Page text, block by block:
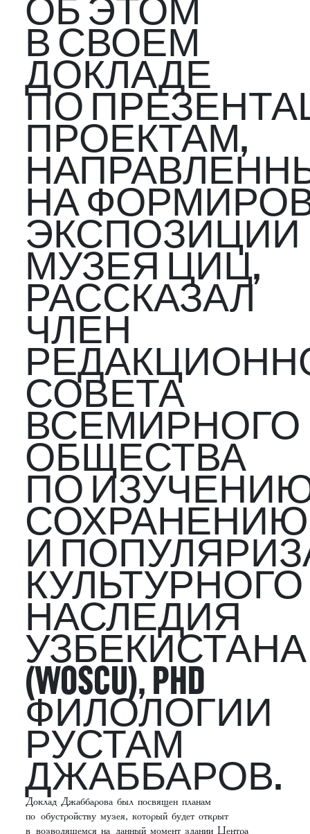
ОБ ЭТОМ
В СВОЕМ
ДОКЛАДЕ
ПО
ПРОЕКТАМ,
НА
ЭКСПОЗИЦИИ
МУЗЕЯ ЦИЦ,
РАССКАЗАЛ
ЧЛЕН
СОВЕТА
ВСЕМИРНОГО
ОБЩЕСТВА
ПО
СОХРАНЕНИЮ
И
КУЛЬТУРНОГО
НАСЛЕДИЯ
УЗБЕКИСТАНА
(WOSCU), PHD
ФИЛОЛОГИИ
РУСТАМ
ДЖАББАРОВ.
Доклад Джаббарова был посвящен планам
по обустройству музея, который будет открыт
в возводящемся на данный момент здании Центра